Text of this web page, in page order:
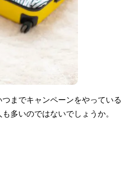
までキャンペーンをやっている
多いのではないでしょうか。